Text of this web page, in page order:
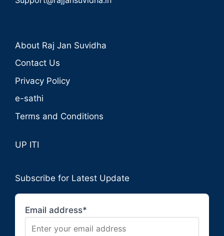
About Raj Jan Suvidha
Contact Us
Privacy Policy
e-sathi
Terms and Conditions
UP ITI
Subscribe for Latest Update
Email address*